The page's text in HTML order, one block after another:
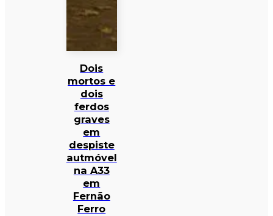
Dois
mortos e
dois
ferdos
graves
em
despiste
autmóvel
na A33
em
Fernão
Ferro